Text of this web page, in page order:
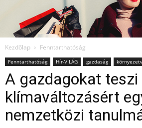
Kezdőlap Fenntarthatóság
Fenntarthatóság Hír-VILÁG gazdaság
A gazdagokat teszi
klímaváltozásért
nemzetközi